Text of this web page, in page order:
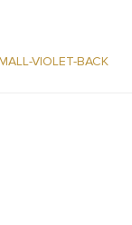
VIOLET-BACK